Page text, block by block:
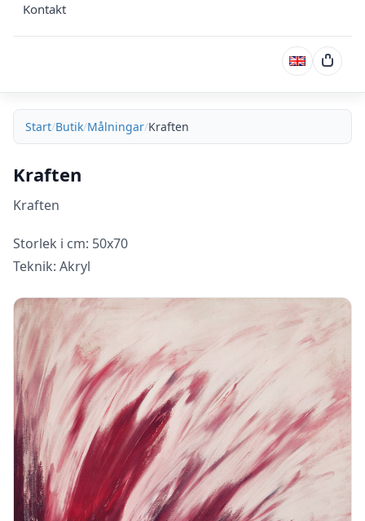
Kontakt
Start Butik Målningar Kraften
Kraften
Kraften
Storlek i cm: 50x70
Teknik: Akryl